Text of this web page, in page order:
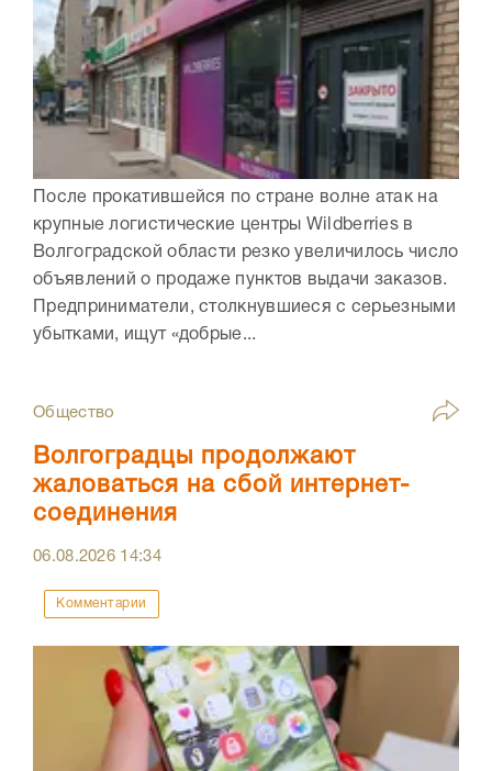
После прокатившейся по стране волне атак на
крупные логистические центры Wildberries в
Волгоградской области резко увеличилось число
объявлений о продаже пунктов выдачи заказов.
Предприниматели, столкнувшиеся с серьезными
убытками, ищут «добрые...
Общество
Волгоградцы продолжают
жаловаться на сбой интернет-
соединения
06.08.2026 14:34
Комментарии